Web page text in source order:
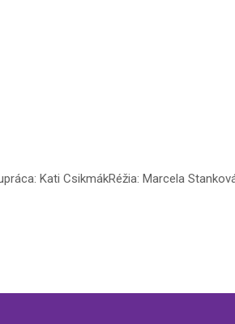
Kati CsikmákRéžia: Marcela